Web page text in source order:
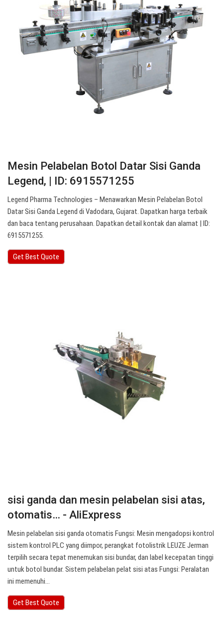
Mesin Pelabelan Botol Datar Sisi Ganda
Legend, | ID: 6915571255
Legend Pharma Technologies – Menawarkan Mesin Pelabelan Botol
Datar Sisi Ganda Legend di Vadodara, Gujarat. Dapatkan harga terbaik
dan baca tentang perusahaan. Dapatkan detail kontak dan alamat | ID:
6915571255.
Get Best Quote
sisi ganda dan mesin pelabelan sisi atas,
otomatis… - AliExpress
Mesin pelabelan sisi ganda otomatis Fungsi: Mesin mengadopsi kontrol
sistem kontrol PLC yang diimpor, perangkat fotolistrik LEUZE Jerman
terpilih secara tepat menemukan sisi bundar, dan label kecepatan tinggi
untuk botol bundar. Sistem pelabelan pelat sisi atas Fungsi: Peralatan
ini memenuhi…
Get Best Quote